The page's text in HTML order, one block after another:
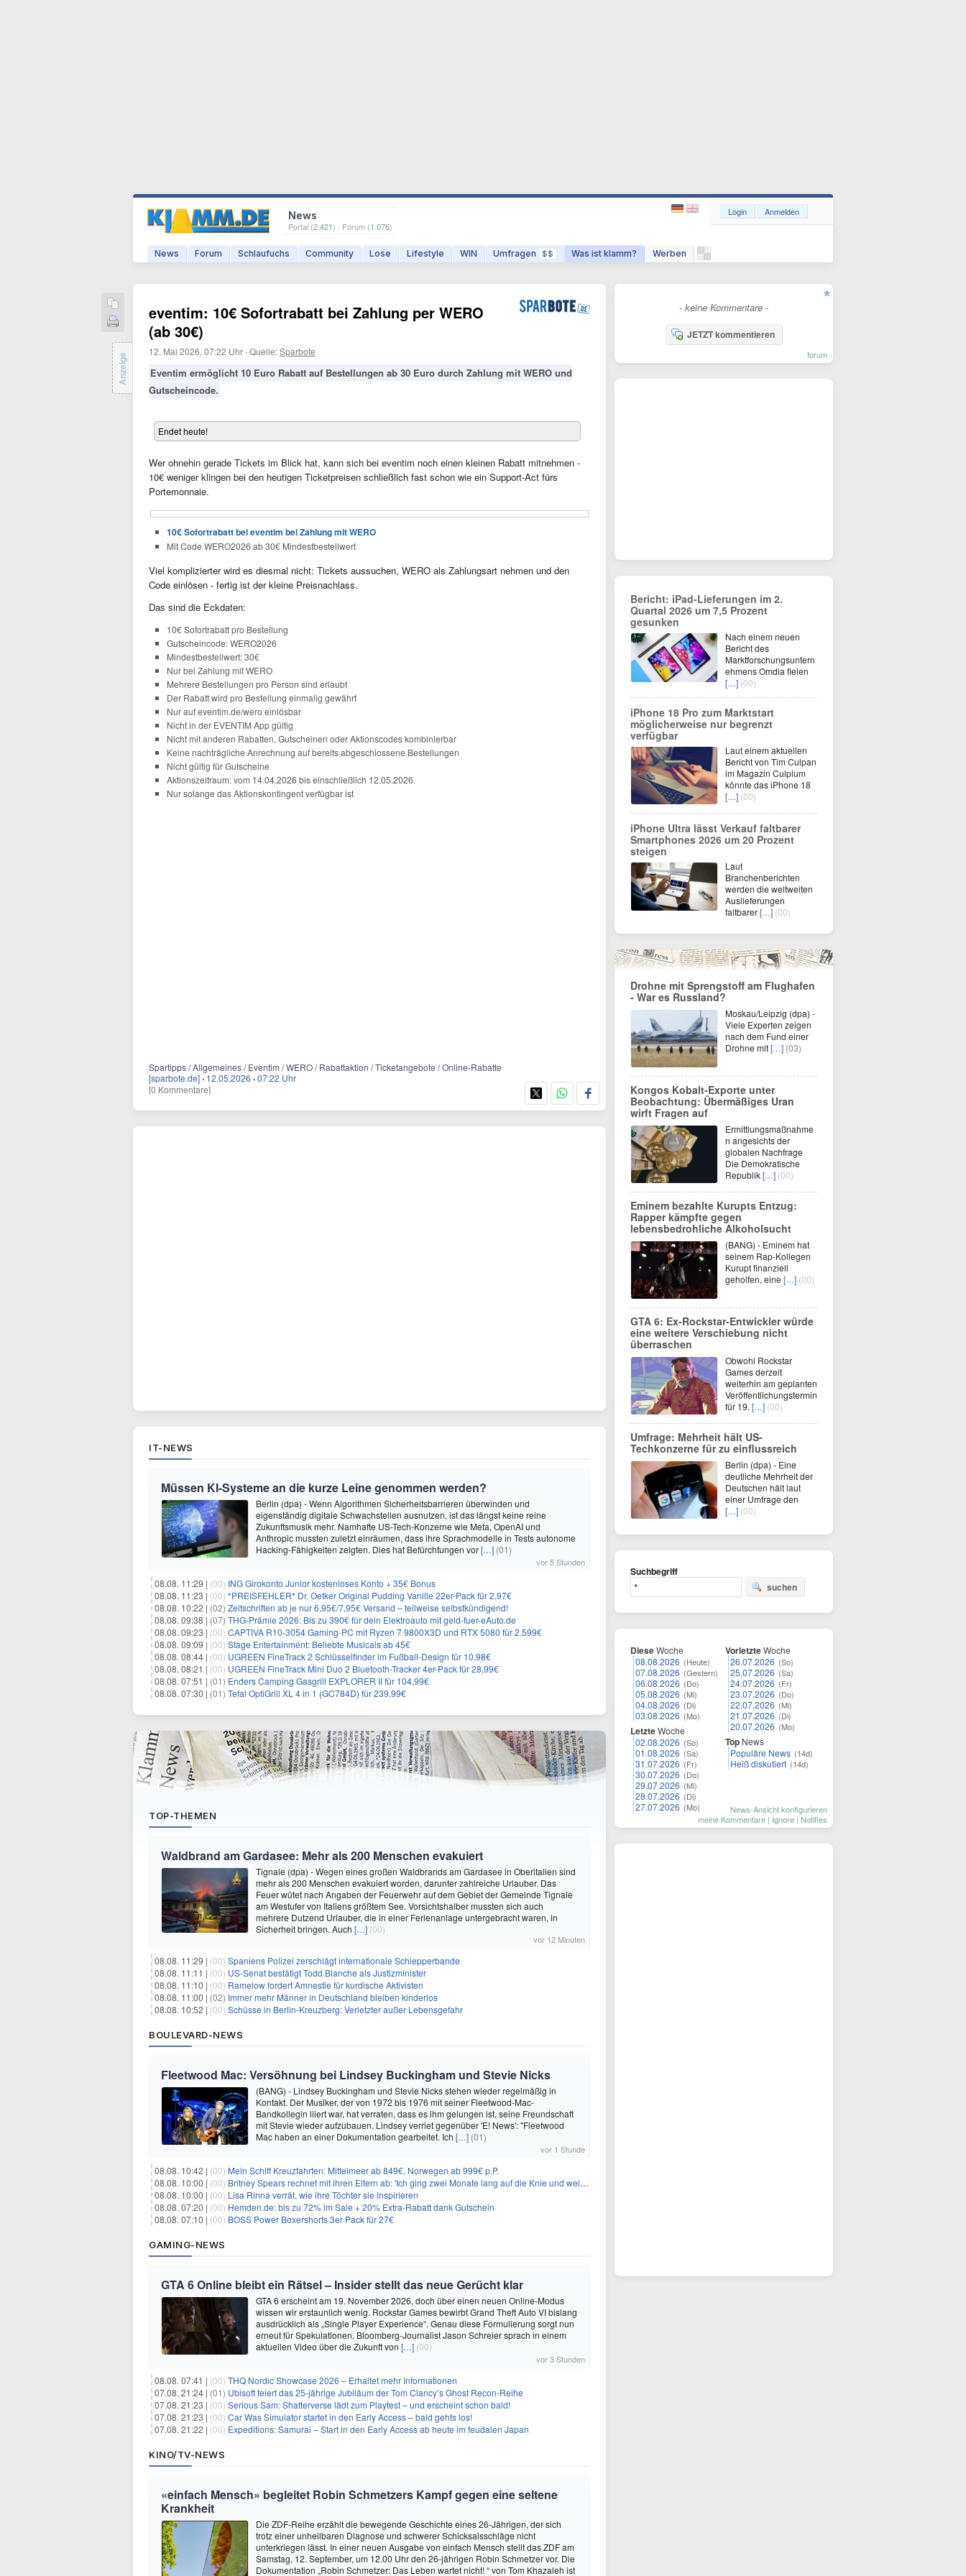
News
Portal (2.421) · Forum (1.076)
News Forum Schlaufuchs Community Lose Lifestyle WIN Umfragen $$ Was ist klamm? Werben
Login Anmelden
eventim: 10€ Sofortrabatt bei Zahlung per WERO
(ab 30€)
12. Mai 2026, 07:22 Uhr ·Quelle:Sparbote
Eventim ermöglicht 10 Euro Rabatt auf Bestellungen ab 30 Euro durch Zahlung mit WERO und
Gutscheincode.
Endet heute!
Wer ohnehin gerade Tickets im Blick hat, kann sich bei eventim noch einen kleinen Rabatt mitnehmen -
10€ weniger klingen bei den heutigen Ticketpreisen schließlich fast schon wie ein Support-Act fürs
Portemonnaie.
10€ Sofortrabatt bei eventim bei Zahlung mit WERO
Mit Code WERO2026 ab 30€ Mindestbestellwert
Viel komplizierter wird es diesmal nicht: Tickets aussuchen, WERO als Zahlungsart nehmen und den
Code einlösen - fertig ist der kleine Preisnachlass.
Das sind die Eckdaten:
10€ Sofortrabatt pro Bestellung
Gutscheincode: WERO2026
Mindestbestellwert: 30€
Nur bei Zahlung mit WERO
Mehrere Bestellungen pro Person sind erlaubt
Der Rabatt wird pro Bestellung einmalig gewährt
Nur auf eventim.de/wero einlösbar
Nicht in der EVENTIM App gültig
Nicht mit anderen Rabatten, Gutscheinen oder Aktionscodes kombinierbar
Keine nachträgliche Anrechnung auf bereits abgeschlossene Bestellungen
Nicht gültig für Gutscheine
Aktionszeitraum: vom 14.04.2026 bis einschließlich 12.05.2026
Nur solange das Aktionskontingent verfügbar ist
Spartipps / Allgemeines / Eventim / WERO / Rabattaktion / Ticketangebote / Online-Rabatte
[sparbote.de] · 12.05.2026 ·07:22 Uhr
[0 Kommentare]
Anzeige
IT-NEWS
Müssen KI-Systeme an die kurze Leine genommen werden?
Berlin (dpa) - Wenn Algorithmen Sicherheitsbarrieren überwinden und
eigenständig digitale Schwachstellen ausnutzen, ist das längst keine reine
Zukunftsmusik mehr. Namhafte US-Tech-Konzerne wie Meta, OpenAI und
Anthropic mussten zuletzt einräumen, dass ihre Sprachmodelle in Tests autonome
Hacking-Fähigkeiten zeigten. Dies hat Befürchtungen vor[…] (01)
vor 5 Stunden
08.08. 11:29 | (00) ING Girokonto Junior kostenloses Konto + 35€ Bonus
08.08. 11:23 | (00) *PREISFEHLER* Dr. Oetker Original Pudding Vanille 22er-Pack für 2,97€
08.08. 10:22 | (02) Zeitschriften ab je nur 6,95€/7,95€ Versand – teilweise selbstkündigend!
08.08. 09:38 | (07) THG-Prämie 2026: Bis zu 390€ für dein Elektroauto mit geld-fuer-eAuto.de
08.08. 09:23 | (00) CAPTIVA R10-3054 Gaming-PC mit Ryzen 7 9800X3D und RTX 5080 für 2.599€
08.08. 09:09 | (00) Stage Entertainment: Beliebte Musicals ab 45€
08.08. 08:44 | (00) UGREEN FineTrack 2 Schlüsselfinder im Fußball-Design für 10,98€
08.08. 08:21 | (00) UGREEN FineTrack Mini Duo 2 Bluetooth-Tracker 4er-Pack für 28,99€
08.08. 07:51 | (01) Enders Camping Gasgrill EXPLORER II für 104,99€
08.08. 07:30 | (01) Tefal OptiGrill XL 4 in 1 (GC784D) für 239,99€
TOP-THEMEN
Waldbrand am Gardasee: Mehr als 200 Menschen evakuiert
Tignale (dpa) - Wegen eines großen Waldbrands am Gardasee in Oberitalien sind
mehr als 200 Menschen evakuiert worden, darunter zahlreiche Urlauber. Das
Feuer wütet nach Angaben der Feuerwehr auf dem Gebiet der Gemeinde Tignale
am Westufer von Italiens größtem See. Vorsichtshalber mussten sich auch
mehrere Dutzend Urlauber, die in einer Ferienanlage untergebracht waren, in
Sicherheit bringen. Auch […] (00)
vor 12 Minuten
08.08. 11:29 | (00) Spaniens Polizei zerschlägt internationale Schlepperbande
08.08. 11:11 | (00) US-Senat bestätigt Todd Blanche als Justizminister
08.08. 11:10 | (00) Ramelow fordert Amnestie für kurdische Aktivisten
08.08. 11:00 | (02) Immer mehr Männer in Deutschland bleiben kinderlos
08.08. 10:52 | (00) Schüsse in Berlin-Kreuzberg: Verletzter außer Lebensgefahr
BOULEVARD-NEWS
Fleetwood Mac: Versöhnung bei Lindsey Buckingham und Stevie Nicks
(BANG) - Lindsey Buckingham und Stevie Nicks stehen wieder regelmäßig in
Kontakt. Der Musiker, der von 1972 bis 1976 mit seiner Fleetwood-Mac-
Bandkollegin liiert war, hat verraten, dass es ihm gelungen ist, seine Freundschaft
mit Stevie wieder aufzubauen. Lindsey verriet gegenüber 'E! News': "Fleetwood
Mac haben an einer Dokumentation gearbeitet. Ich […] (01)
vor 1 Stunde
08.08. 10:42 | (00) Mein Schiff Kreuzfahrten: Mittelmeer ab 849€, Norwegen ab 999€ p.P.
08.08. 10:00 | (00) Britney Spears rechnet mit ihren Eltern ab: 'Ich ging zwei Monate lang auf die Knie und weinte'
08.08. 10:00 | (00) Lisa Rinna verrät, wie ihre Töchter sie inspirieren
08.08. 07:20 | (00) Hemden.de: bis zu 72% im Sale + 20% Extra-Rabatt dank Gutschein
08.08. 07:10 | (00) BOSS Power Boxershorts 3er Pack für 27€
GAMING-NEWS
GTA 6 Online bleibt ein Rätsel – Insider stellt das neue Gerücht klar
GTA 6 erscheint am 19. November 2026, doch über einen neuen Online-Modus
wissen wir erstaunlich wenig. Rockstar Games bewirbt Grand Theft Auto VI bislang
ausdrücklich als „Single Player Experience“. Genau diese Formulierung sorgt nun
erneut für Spekulationen. Bloomberg-Journalist Jason Schreier sprach in einem
aktuellen Video über die Zukunft von […] (00)
vor 3 Stunden
08.08. 07:41 | (00) THQ Nordic Showcase 2026 – Erhaltet mehr Informationen
07.08. 21:24 | (01) Ubisoft feiert das 25-jährige Jubiläum der Tom Clancy’s Ghost Recon-Reihe
07.08. 21:23 | (00) Serious Sam: Shatterverse lädt zum Playtest – und erscheint schon bald!
07.08. 21:23 | (00) Car Was Simulator startet in den Early Access – bald gehts los!
07.08. 21:22 | (00) Expeditions: Samurai – Start in den Early Access ab heute im feudalen Japan
KINO/TV-NEWS
«einfach Mensch» begleitet Robin Schmetzers Kampf gegen eine seltene
Krankheit
Die ZDF-Reihe erzählt die bewegende Geschichte eines 26-Jährigen, der sich
trotz einer unheilbaren Diagnose und schwerer Schicksalsschläge nicht
unterkriegen lässt. In einer neuen Ausgabe von einfach Mensch stellt das ZDF am
Samstag, 12. September, um 12.00 Uhr den 26-jährigen Robin Schmetzer vor. Die
Dokumentation „Robin Schmetzer: Das Leben wartet nicht! “ von Tom Khazaleh ist
- keine Kommentare -
JETZT kommentieren
forum
Bericht: iPad-Lieferungen im 2.
Quartal 2026 um 7,5 Prozent
gesunken
Nach einem neuen
Bericht des
Marktforschungsuntern
ehmens Omdia fielen
[…] (00)
iPhone 18 Pro zum Marktstart
möglicherweise nur begrenzt
verfügbar
Laut einem aktuellen
Bericht von Tim Culpan
im Magazin Culpium
könnte das iPhone 18
[…] (00)
iPhone Ultra lässt Verkauf faltbarer
Smartphones 2026 um 20 Prozent
steigen
Laut
Branchenberichten
werden die weltweiten
Auslieferungen
faltbarer[…] (00)
Drohne mit Sprengstoff am Flughafen
- War es Russland?
Moskau/Leipzig (dpa) -
Viele Experten zeigen
nach dem Fund einer
Drohne mit[…] (03)
Kongos Kobalt-Exporte unter
Beobachtung: Übermäßiges Uran
wirft Fragen auf
Ermittlungsmaßnahme
n angesichts der
globalen Nachfrage
Die Demokratische
Republik[…] (00)
Eminem bezahlte Kurupts Entzug:
Rapper kämpfte gegen
lebensbedrohliche Alkoholsucht
(BANG) - Eminem hat
seinem Rap-Kollegen
Kurupt finanziell
geholfen, eine […] (00)
GTA 6: Ex-Rockstar-Entwickler würde
eine weitere Verschiebung nicht
überraschen
Obwohl Rockstar
Games derzeit
weiterhin am geplanten
Veröffentlichungstermin
für 19. […] (00)
Umfrage: Mehrheit hält US-
Techkonzerne für zu einflussreich
Berlin (dpa) - Eine
deutliche Mehrheit der
Deutschen hält laut
einer Umfrage den
[…] (00)
Suchbegriff
suchen
DieseWoche
08.08.2026 (Heute)
07.08.2026 (Gestern)
06.08.2026 (Do)
05.08.2026 (Mi)
04.08.2026 (Di)
03.08.2026 (Mo)
LetzteWoche
02.08.2026 (So)
01.08.2026 (Sa)
31.07.2026 (Fr)
30.07.2026 (Do)
29.07.2026 (Mi)
28.07.2026 (Di)
27.07.2026 (Mo)
VorletzteWoche
26.07.2026 (So)
25.07.2026 (Sa)
24.07.2026 (Fr)
23.07.2026 (Do)
22.07.2026 (Mi)
21.07.2026 (Di)
20.07.2026 (Mo)
Top News
Populäre News (14d)
Heiß diskutiert (14d)
News-Ansicht konfigurieren
meine Kommentare | Ignore | Notifies